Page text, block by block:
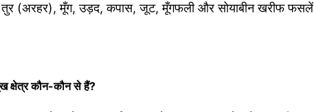
तुर (अरहर), मूँग, उड़द, कपास, जूट, मूँगफली और सोयाबीन खरीफ फसलें
क्षेत्र कौन-कौन से हैं?